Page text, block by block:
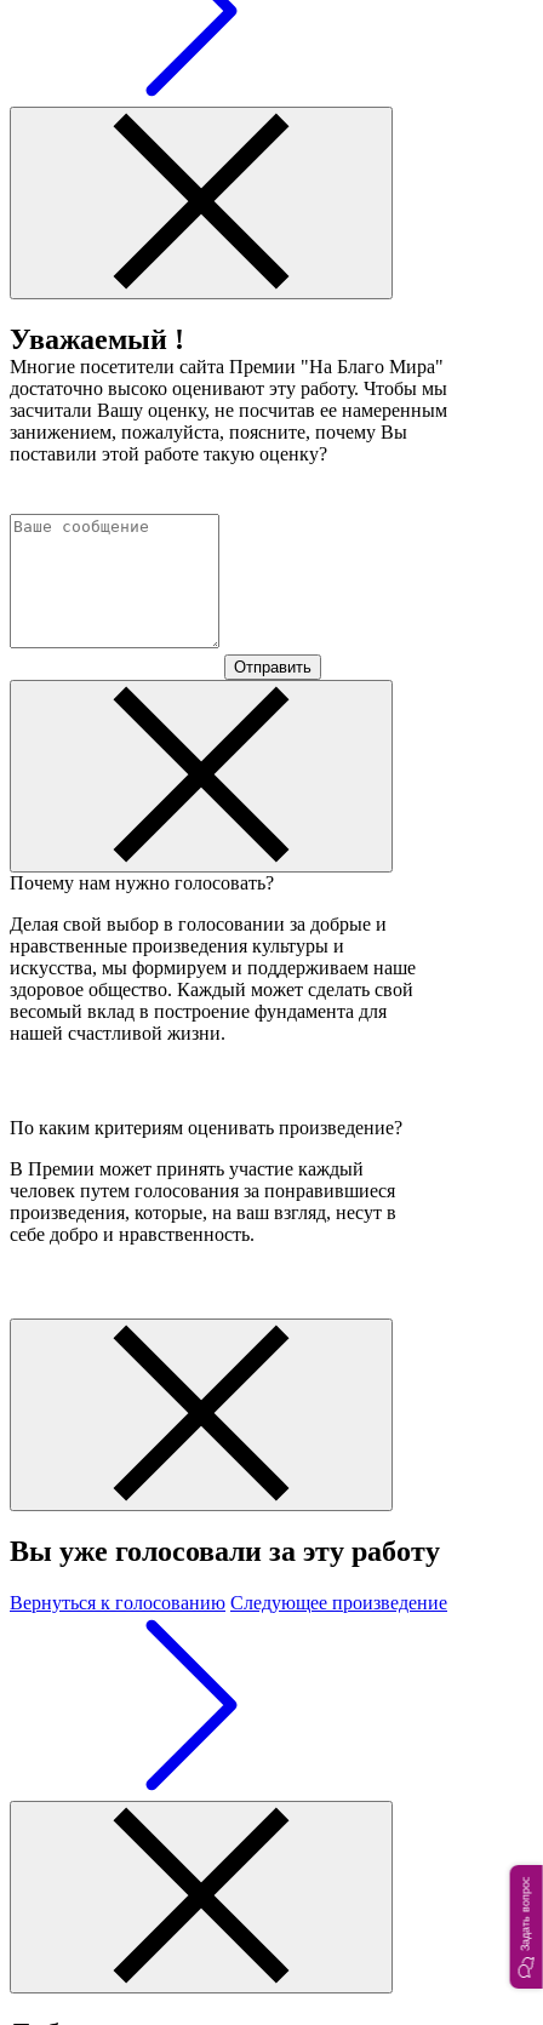
Уважаемый !
Многие посетители сайта Премии "На Благо Мира"
достаточно высоко оценивают эту работу. Чтобы мы
засчитали Вашу оценку, не посчитав ее намеренным
занижением, пожалуйста, поясните, почему Вы
поставили этой работе такую оценку?
Отправить
Почему нам нужно голосовать?
Делая свой выбор в голосовании за добрые и
нравственные произведения культуры и
искусства, мы формируем и поддерживаем наше
здоровое общество. Каждый может сделать свой
весомый вклад в построение фундамента для
нашей счастливой жизни.
По каким критериям оценивать произведение?
В Премии может принять участие каждый
человек путем голосования за понравившиеся
произведения, которые, на ваш взгляд, несут в
себе добро и нравственность.
Вы уже голосовали за эту работу
Вернуться к голосованию Следующее произведение
Задать вопрос